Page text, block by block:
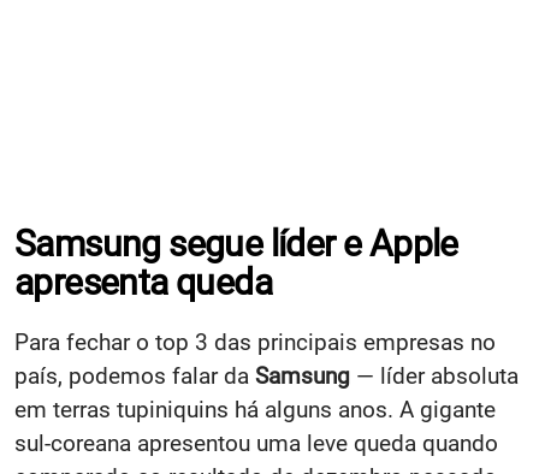
Samsung segue líder e Apple
apresenta queda
Para fechar o top 3 das principais empresas no
país, podemos falar da Samsung — líder absoluta
em terras tupiniquins há alguns anos. A gigante
sul-coreana apresentou uma leve queda quando